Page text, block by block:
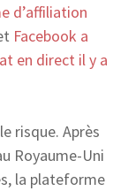
d’affiliation
Facebook a
en direct il y a
risque. Après
Royaume-Uni
la plateforme